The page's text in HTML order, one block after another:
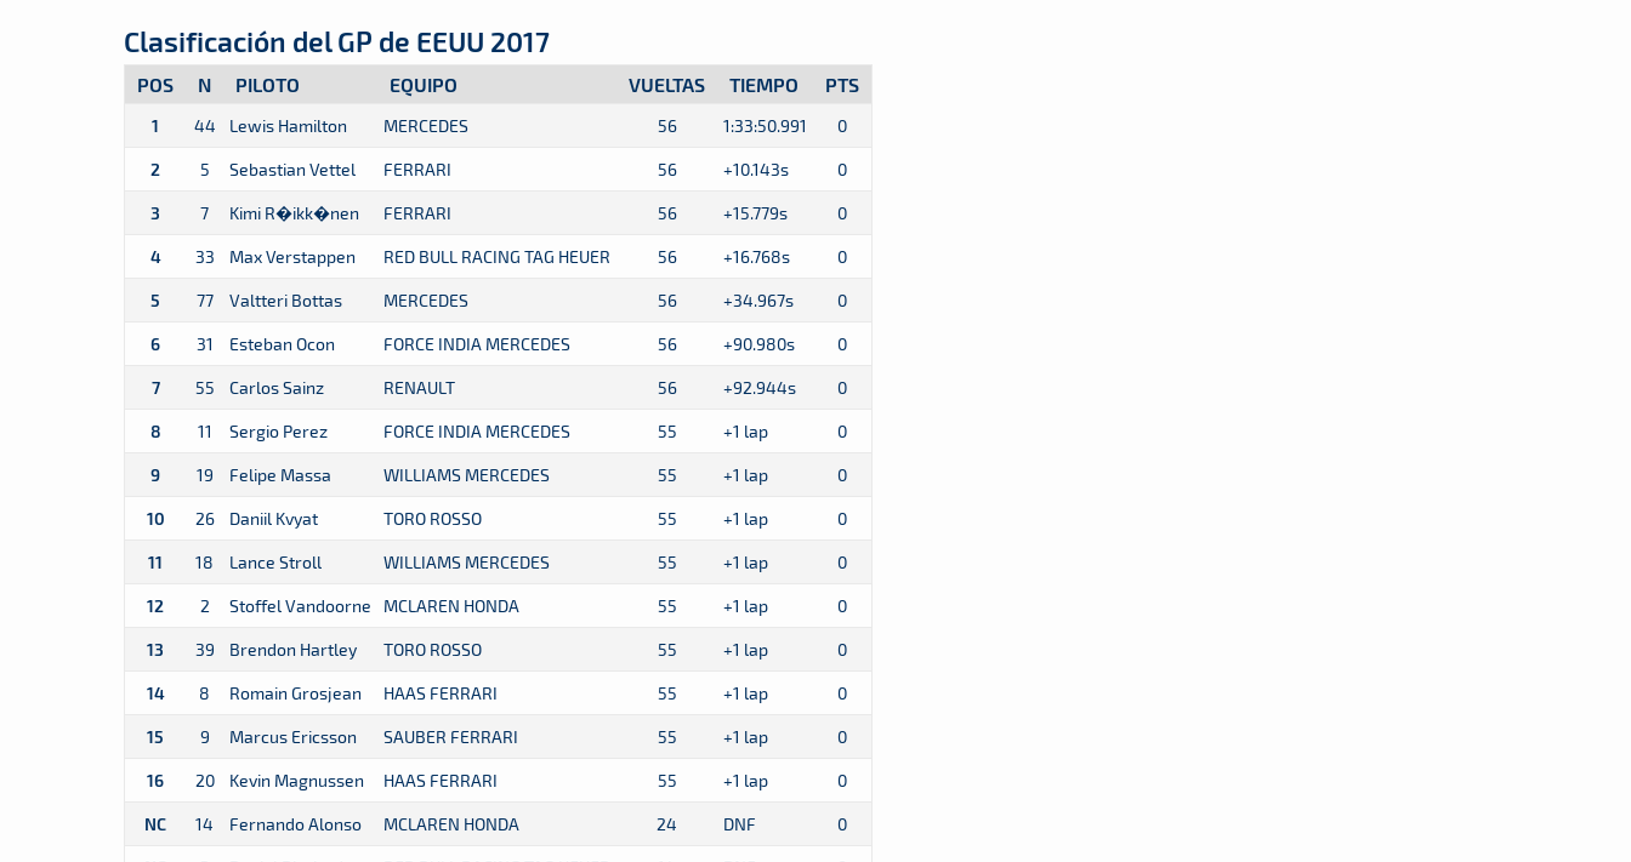
Clasificación del GP de EEUU 2017
POS N PILOTO EQUIPO VUELTAS TIEMPO PTS
1 44 Lewis Hamilton MERCEDES 56 1:33:50.991 0
2 5 Sebastian Vettel FERRARI 56 +10.143s 0
3 7 Kimi R�ikk�nen FERRARI 56 +15.779s 0
4 33 Max Verstappen RED BULL RACING TAG HEUER 56 +16.768s 0
5 77 Valtteri Bottas MERCEDES 56 +34.967s 0
6 31 Esteban Ocon FORCE INDIA MERCEDES 56 +90.980s 0
7 55 Carlos Sainz RENAULT 56 +92.944s 0
8 11 Sergio Perez FORCE INDIA MERCEDES 55 +1 lap 0
9 19 Felipe Massa WILLIAMS MERCEDES 55 +1 lap 0
10 26 Daniil Kvyat TORO ROSSO 55 +1 lap 0
11 18 Lance Stroll WILLIAMS MERCEDES 55 +1 lap 0
12 2 Stoffel Vandoorne MCLAREN HONDA 55 +1 lap 0
13 39 Brendon Hartley TORO ROSSO 55 +1 lap 0
14 8 Romain Grosjean HAAS FERRARI 55 +1 lap 0
15 9 Marcus Ericsson SAUBER FERRARI 55 +1 lap 0
16 20 Kevin Magnussen HAAS FERRARI 55 +1 lap 0
NC 14 Fernando Alonso MCLAREN HONDA 24 DNF 0